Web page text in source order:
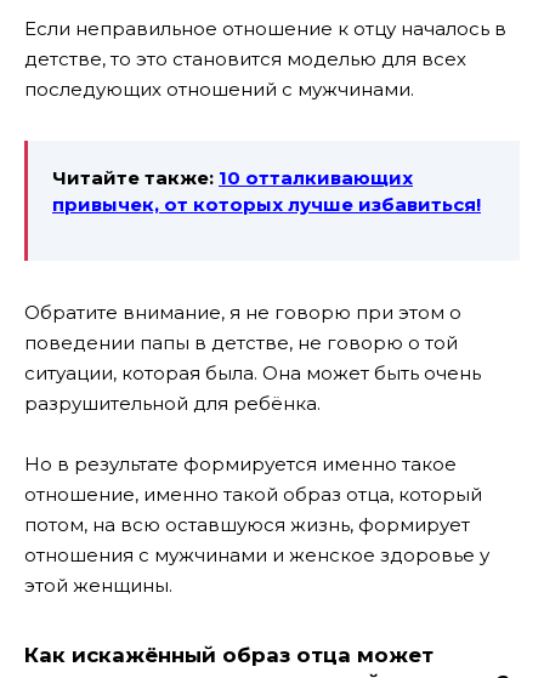
Если неправильное отношение к отцу началось в
детстве, то это становится моделью для всех
последующих отношений с мужчинами.
Читайте также: 10 отталкивающих
привычек, от которых лучше избавиться!
Обратите внимание, я не говорю при этом о
поведении папы в детстве, не говорю о той
ситуации, которая была. Она может быть очень
разрушительной для ребёнка.
Но в результате формируется именно такое
отношение, именно такой образ отца, который
потом, на всю оставшуюся жизнь, формирует
отношения с мужчинами и женское здоровье у
этой женщины.
Как искажённый образ отца может